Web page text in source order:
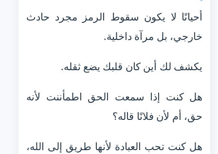
أحيانًا لا يكون سقوط الرمز مجرد حادث
خارجي، بل مرآة داخلية.
يكشف لك أين كان قلبك يضع ثقله.
هل كنت إذا سمعت الحق اطمأننت لأنه
حق، أم لأن فلانًا قاله؟
هل كنت تحب العبادة لأنها طريق إلى الله،